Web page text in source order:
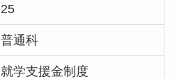
25
普通科
就学支援金制度